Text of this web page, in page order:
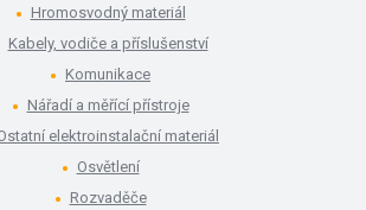
Hromosvodný materiál
Kabely, vodiče a příslušenství
Komunikace
Nářadí a měřící přístroje
elektroinstalační materiál
Osvětlení
Rozvaděče